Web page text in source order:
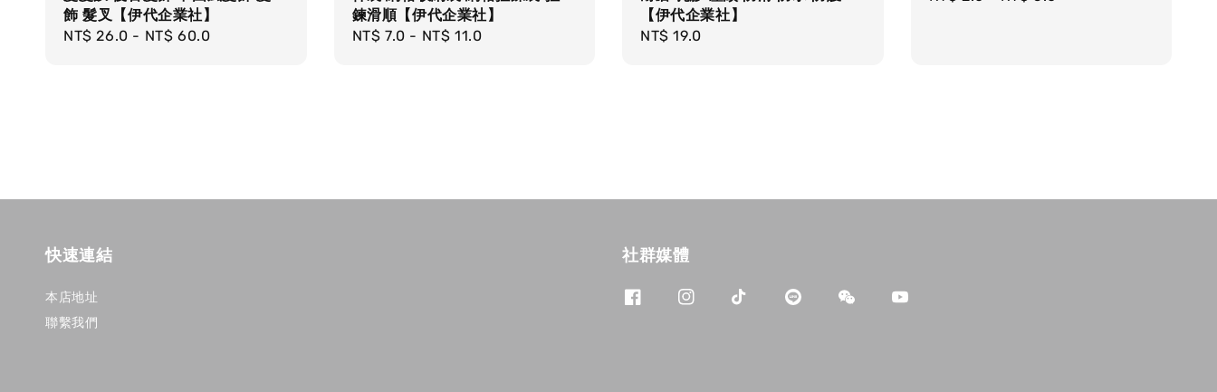
飾 髮叉【伊代企業社】
Regular
NT$ 26.0 - NT$ 60.0
鍊滑順【伊代企業社】
Regular
NT$ 7.0 - NT$ 11.0
【伊代企業社】
Regular
NT$ 19.0
快速連結
本店地址
聯繫我們
社群媒體